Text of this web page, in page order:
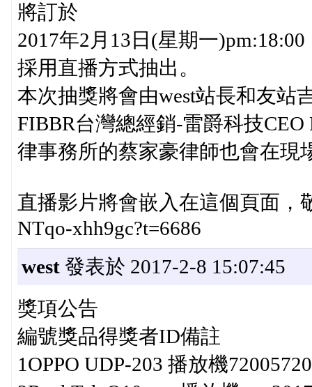
將訂於
2017年2月13日(星期一)pm:18:00
採用直播方式抽出。
本次抽獎將會由west站長和友站
FIBBR台灣總經銷-雷爵科技
律事務所的蔡家豪律師也會在現
直播影片將會嵌入在這個頁面，
NTqo-xhh9gc?t=6686
west發表於 2017-2-8 15:07:45
獎項公告
編號獎品得獎者ID備註
1OPPO UDP-203 播放機